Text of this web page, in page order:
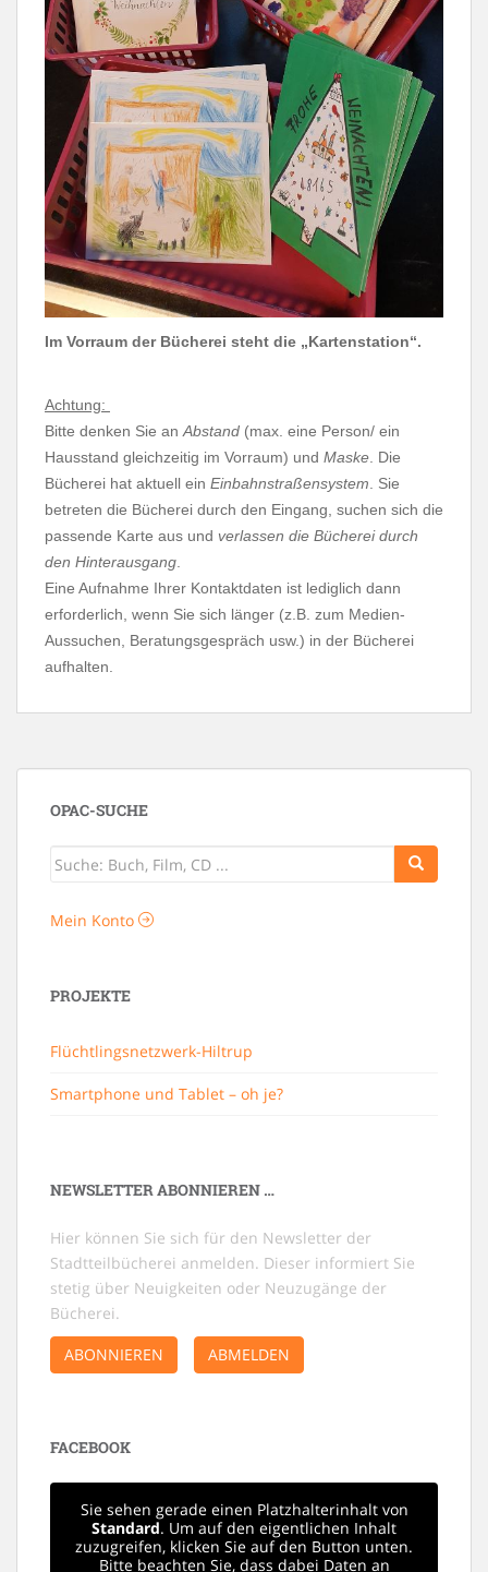
Im Vorraum der Bücherei steht die „Kartenstation“.
Achtung:
Bitte denken Sie an Abstand (max. eine Person/ ein
Hausstand gleichzeitig im Vorraum) und Maske . Die
Bücherei hat aktuell ein Einbahnstraßensystem . Sie
betreten die Bücherei durch den Eingang, suchen sich die
passende Karte aus und verlassen die Bücherei durch
den Hinterausgang
Eine Aufnahme Ihrer Kontaktdaten ist lediglich dann
erforderlich, wenn Sie sich länger (z.B. zum Medien-
Aussuchen, Beratungsgespräch usw.) in der Bücherei
aufhalten.
OPAC-SUCHE
Mein Konto
PROJEKTE
Flüchtlingsnetzwerk-Hiltrup
Smartphone und Tablet – oh je?
NEWSLETTER ABONNIEREN …
Hier können Sie sich für den Newsletter der
Stadtteilbücherei anmelden. Dieser informiert Sie
stetig über Neuigkeiten oder Neuzugänge der
Bücherei.
ABONNIEREN
ABMELDEN
FACEBOOK
Sie sehen gerade einen Platzhalterinhalt von
Standard. Um auf den eigentlichen Inhalt
zuzugreifen, klicken Sie auf den Button unten.
Bitte beachten Sie, dass dabei Daten an